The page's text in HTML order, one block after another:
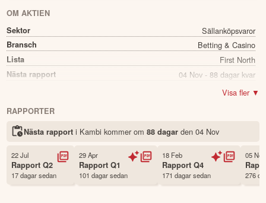
OM AKTIEN
Sektor
Sällanköpsvaror
Bransch Betting & Casino
Lista First North
Nästa rapport 04 Nov - 88 dagar kvar
Nej
Status
Sverige
Första handelsdag 01 Jun 2014
Antal ägare Avanza 8,320 st
Visa fler ▼
RAPPORTER
Nästa rapport i Kambi kommer om 88 dagarden 04 Nov
22 Jul
RapportQ2
17 dagar sedan
29 Apr
RapportQ1
101 dagar sedan
18 Feb
RapportQ4
171 dagar sedan
05
276